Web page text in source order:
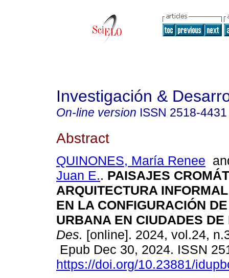
Investigación &
On-line version ISSN 2518-4431
Abstract
QUINONES, María Renee
Juan E.. PAISAJES
ARQUITECTURA
EN LA CONFIGURACIÓN
URBANA EN CIUDADES
Des. [online]. 2024, vol.24,
Epub Dec 30, 2024. ISSN
https://doi.org/10.23881/